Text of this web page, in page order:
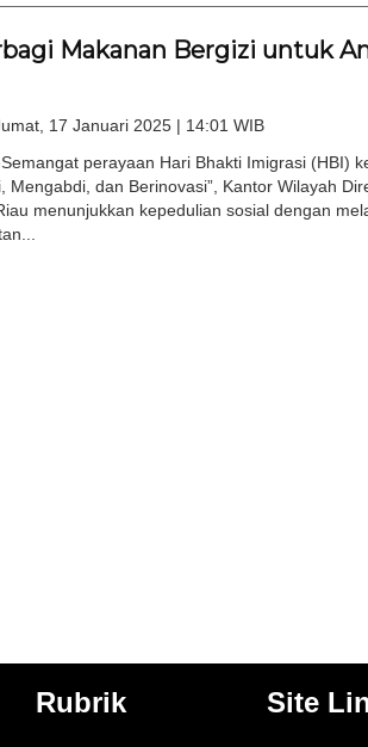
Makanan Bergizi untuk
17 Januari 2025 | 14:01 WIB
perayaan Hari Bhakti Imigrasi (HBI)
Mengabdi, dan Berinovasi”, Kantor Wilayah
menunjukkan kepedulian sosial dengan
Rubrik Site